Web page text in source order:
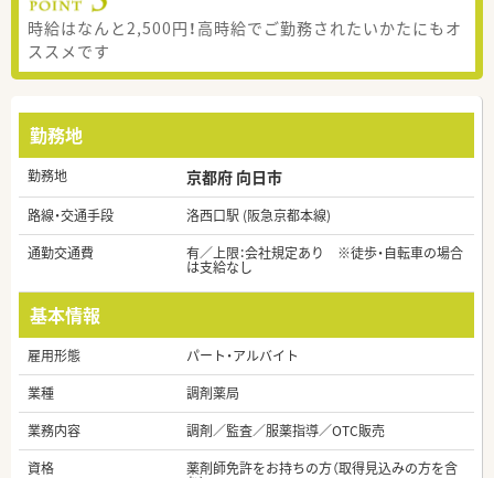
時給はなんと2,500円！高時給でご勤務されたいかたにもオ
ススメです
勤務地
勤務地 京都府 向日市
路線・交通手段
洛西口駅 (阪急京都本線)
通勤交通費
有／上限：会社規定あり ※徒歩・自転車の場合
は支給なし
基本情報
雇用形態
パート・アルバイト
業種
調剤薬局
業務内容
調剤／監査／服薬指導／OTC販売
資格
薬剤師免許をお持ちの方（取得見込みの方を含